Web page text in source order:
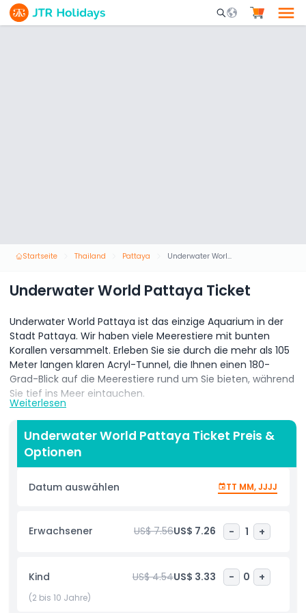
Mobile Search
Startseite Thailand Pattaya Underwater World Pattaya Ticket
Underwater World Pattaya Ticket
Underwater World Pattaya ist das einzige Aquarium in der
Stadt Pattaya. Wir haben viele Meerestiere mit bunten
Korallen versammelt. Erleben Sie sie durch die mehr als 105
Meter langen klaren Acryl-Tunnel, die Ihnen einen 180-
Grad-Blick auf die Meerestiere rund um Sie bieten, während
Sie tief ins Meer eintauchen.
In den Tunneln gibt es 3 Zonen: Korallenriff-Zone, Hai- und
Stachelrochen-Zone und Riesen-von-Siam-Zone. Darüber
hinaus möchten wir die neue Zone der Quallen-Zone
vorstellen, die größte Sammlung und Ausstellung von
Geschichte und Wissen.
Sandstränden und felsigen Stromschnellen dekoriert,
aus Indonesien stammen, Reptilienzonen aus aller Welt usw.
Neben dem Spaziergang auf der Privatinsel können Sie die
Weiterlesen
Underwater World Pattaya Ticket Preis &
Optionen
Datum auswählen TT MM, JJJJ
Erwachsener US$ 7.56US$ 7.26 - 1 +
Kind US$ 4.54US$ 3.33 - 0 +
(2 bis 10 Jahre)